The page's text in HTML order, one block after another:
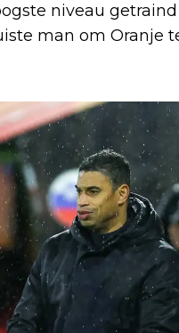
niveau
man om Oranje